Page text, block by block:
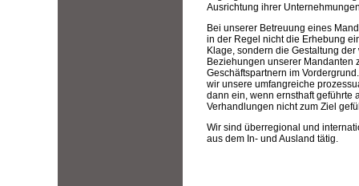
Ausrichtung ihrer
Bei unserer Betreuung eines
in der Regel nicht die Erhebung
Klage, sondern die Gestaltung
Beziehungen unserer Mandanten
Geschäftspartnern im
wir unsere umfangreiche
dann ein, wenn ernsthaft geführte
Verhandlungen nicht zum Ziel
Wir sind überregional und
aus dem In- und Ausland tätig.